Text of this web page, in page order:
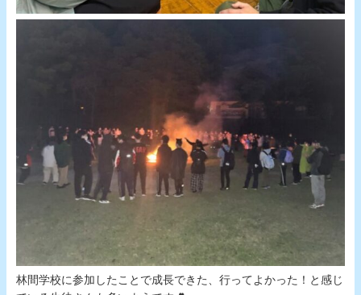
林間学校に参加したことで成長できた、行ってよかった！と感じ